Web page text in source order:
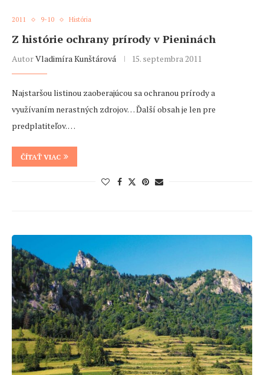
2011 9-10 História
Z histórie ochrany prírody v Pieninách
AutorVladimíra Kunštárová 15. septembra 2011
Najstaršou listinou zaoberajúcou sa ochranou prírody a
využívaním nerastných zdrojov… Ďalší obsah je len pre
predplatiteľov. …
ČÍTAŤ VIAC